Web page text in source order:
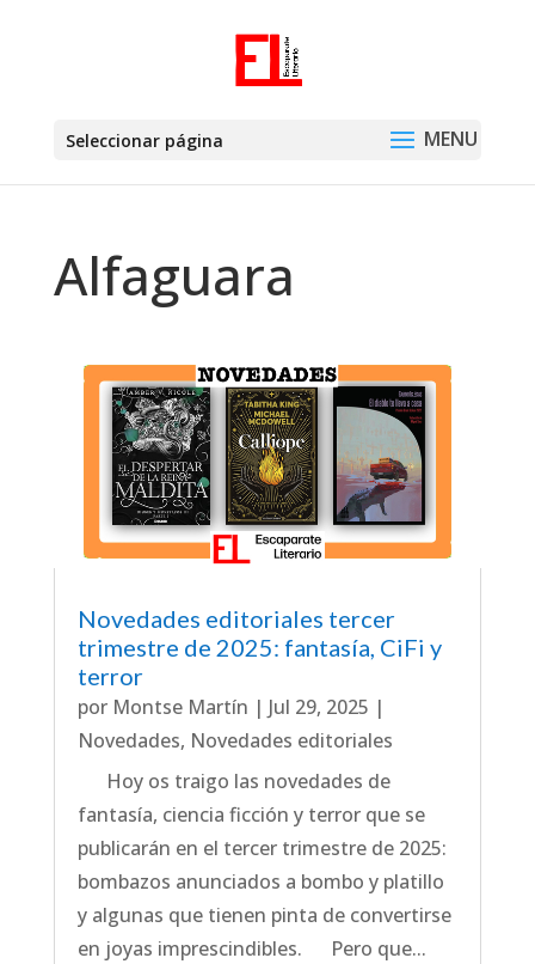
Seleccionar página
Alfaguara
Novedades editoriales tercer
trimestre de 2025: fantasía, CiFi y
terror
por Montse Martín | Jul 29, 2025 |
Novedades, Novedades editoriales
Hoy os traigo las novedades de
fantasía, ciencia ficción y terror que se
publicarán en el tercer trimestre de 2025:
bombazos anunciados a bombo y platillo
y algunas que tienen pinta de convertirse
en joyas imprescindibles. Pero que...